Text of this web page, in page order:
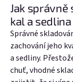
Jak
kal a sedlina
Správné
zachování jeho
a sedliny.
chuť, vhodné